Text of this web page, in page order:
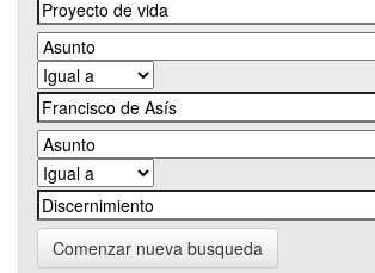
Comenzar nueva busqueda